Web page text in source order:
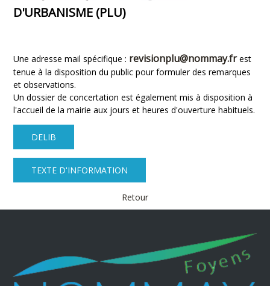
D'URBANISME (PLU)
Une adresse mail spécifique : revisionplu@nommay.frest
tenue à la disposition du public pour formuler des remarques
et observations.
Un dossier de concertation est également mis à disposition à
l'accueil de la mairie aux jours et heures d'ouverture habituels.
DELIB
TEXTE D'INFORMATION
Retour